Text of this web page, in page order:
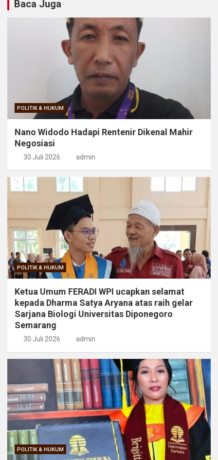
Baca Juga
POLITIK & HUKUM
Nano Widodo Hadapi Rentenir Dikenal Mahir
Negosiasi
30 Juli 2026 admin
POLITIK & HUKUM
Ketua Umum FERADI WPI ucapkan selamat
kepada Dharma Satya Aryana atas raih gelar
Sarjana Biologi Universitas Diponegoro
Semarang
30 Juli 2026 admin
POLITIK & HUKUM